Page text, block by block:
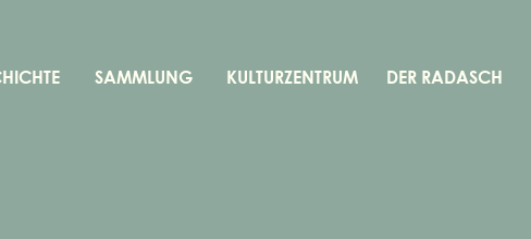
SAMMLUNG KULTURZENTRUM DER RADASCH